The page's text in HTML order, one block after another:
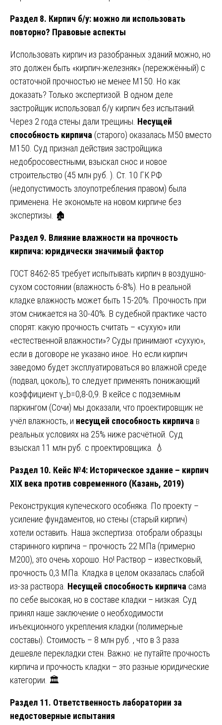
Раздел 8. Кирпич б/у: можно ли использовать
повторно? Правовые аспекты
Использовать кирпич из разобранных зданий можно, но
это должен быть «кирпич-железняк» (пережжённый) с
остаточной прочностью не менее М150. Но как
доказать? Только экспертизой. В одном деле
застройщик использовал б/у кирпич без испытаний.
Через 2 года стены дали трещины. Несущей
способность кирпича (старого) оказалась М50 вместо
М150. Суд признал действия застройщика
недобросовестными, взыскал снос и новое
строительство (45 млн руб. ). Ст. 10 ГК РФ
(недопустимость злоупотребления правом) была
применена. Не экономьте на новом кирпиче без
экспертизы. 🏚️
Раздел 9. Влияние влажности на прочность
кирпича: юридически значимый фактор
ГОСТ 8462-85 требует испытывать кирпич в воздушно-
сухом состоянии (влажность 6-8%). Но в реальной
кладке влажность может быть 15-20%. Прочность при
этом снижается на 30-40%. В судебной практике часто
спорят: какую прочность считать – «сухую» или
«естественной влажности»? Суды принимают «сухую»,
если в договоре не указано иное. Но если кирпич
заведомо будет эксплуатироваться во влажной среде
(подвал, цоколь), то следует применять понижающий
коэффициент γ_b=0,8-0,9. В кейсе с подземным
паркингом (Сочи) мы доказали, что проектировщик не
учёл влажность, и несущей способность кирпича в
реальных условиях на 25% ниже расчётной. Суд
взыскал 11 млн руб. с проектировщика. 💧
Раздел 10. Кейс №4: Историческое здание – кирпич
XIX века против современного (Казань, 2019)
Реконструкция купеческого особняка. По проекту –
усиление фундаментов, но стены (старый кирпич)
хотели оставить. Наша экспертиза: отобрали образцы
старинного кирпича – прочность 22 МПа (примерно
М200), это очень хорошо. Но! Раствор – известковый,
прочность 0,3 МПа. Кладка в целом оказалась слабой
из-за раствора. Несущей способность кирпича сама
по себе высокая, но в составе кладки – низкая. Суд
принял наше заключение о необходимости
инъекционного укрепления кладки (полимерные
составы). Стоимость – 8 млн руб. , что в 3 раза
дешевле перекладки стен. Важно: не путайте прочность
кирпича и прочность кладки – это разные юридические
категории. 🏛️
Раздел 11. Ответственность лаборатории за
недостоверные испытания